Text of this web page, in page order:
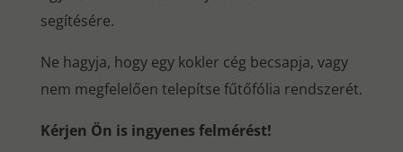
segítésére.
Ne hagyja, hogy egy kokler cég becsapja, vagy
nem megfelelően telepítse fűtőfólia rendszerét.
Kérjen Ön is ingyenes felmérést!